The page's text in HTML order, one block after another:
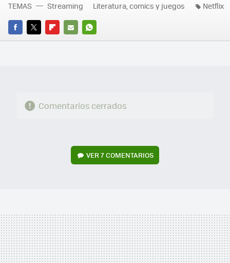
FACEBOOK
TWITTERFLIPBOARD
E-
WHATSAPP
TEMAS Streaming Literatura, comics y juegos Netflix
Comentarios cerrados
VER7 COMENTARIOS